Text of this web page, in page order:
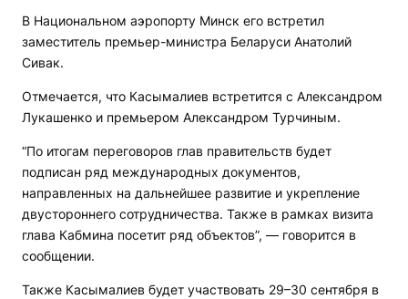
В Национальном аэропорту Минск его встретил
заместитель премьер-министра Беларуси Анатолий
Сивак.
Отмечается, что Касымалиев встретится с Александром
Лукашенко и премьером Александром Турчиным.
“По итогам переговоров глав правительств будет
подписан ряд международных документов,
направленных на дальнейшее развитие и укрепление
двустороннего сотрудничества. Также в рамках визита
глава Кабмина посетит ряд объектов”, — говорится в
сообщении.
Также Касымалиев будет участвовать 29–30 сентября в